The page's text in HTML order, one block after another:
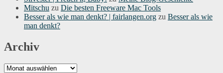
Mitschu zu Die besten Freeware Mac Tools
Besser als wie man denkt? | fairlangen.org zu Besser als wie
man denkt?
Archiv
Archiv